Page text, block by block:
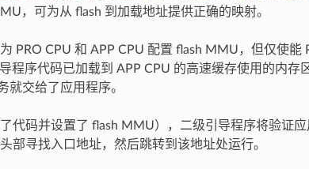
，可为从 flash 到加载地址提供正确的映射。
PRO CPU 和 APP CPU 配置 flash MMU，但仅使能
程序代码已加载到 APP CPU 的高速缓存使用的内存
就交给了应用程序。
代码并设置了 flash MMU），二级引导程序将验证
部寻找入口地址，然后跳转到该地址处运行。